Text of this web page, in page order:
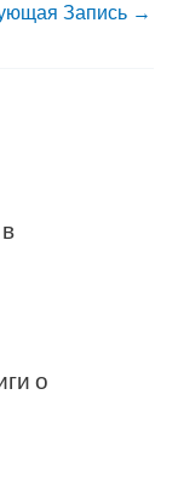
Запись →
о